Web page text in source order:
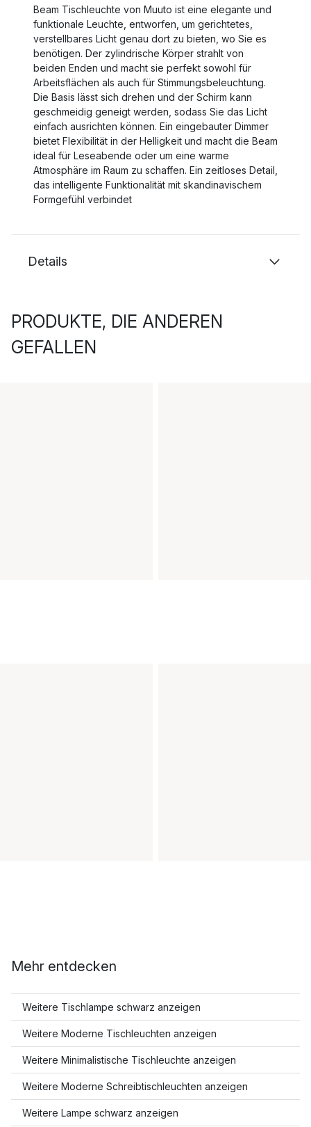
Beam Tischleuchte von Muuto ist eine elegante und
funktionale Leuchte, entworfen, um gerichtetes,
verstellbares Licht genau dort zu bieten, wo Sie es
benötigen. Der zylindrische Körper strahlt von
beiden Enden und macht sie perfekt sowohl für
Arbeitsflächen als auch für Stimmungsbeleuchtung.
Die Basis lässt sich drehen und der Schirm kann
geschmeidig geneigt werden, sodass Sie das Licht
einfach ausrichten können. Ein eingebauter Dimmer
bietet Flexibilität in der Helligkeit und macht die Beam
ideal für Leseabende oder um eine warme
Atmosphäre im Raum zu schaffen. Ein zeitloses Detail,
das intelligente Funktionalität mit skandinavischem
Formgefühl verbindet
Details
PRODUKTE, DIE ANDEREN
GEFALLEN
Mehr entdecken
Weitere Tischlampe schwarz anzeigen
Weitere Moderne Tischleuchten anzeigen
Weitere Minimalistische Tischleuchte anzeigen
Weitere Moderne Schreibtischleuchten anzeigen
Weitere Lampe schwarz anzeigen